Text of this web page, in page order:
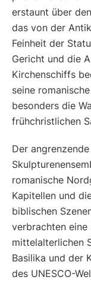
erstaunt über
das von der
Feinheit der
Gericht und die
Kirchenschiffs
seine
besonders die
frühchristlichen
Der
romanische
Kapitellen und
biblischen
verbrachten
mittelalterlichen
Basilika und der
des UNESCO-